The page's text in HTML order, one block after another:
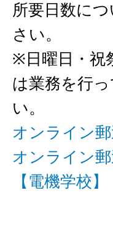
所要日数に
さい。
※日曜日・祝
は業務を行
い。
オンライン
オンライン
【電機学校】